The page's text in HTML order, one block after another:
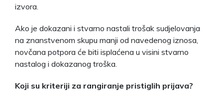
izvora.
Ako je dokazani i stvarno nastali trošak sudjelovanja
na znanstvenom skupu manji od navedenog iznosa,
novčana potpora će biti isplaćena u visini stvarno
nastalog i dokazanog troška.
Koji su kriteriji za rangiranje pristiglih prijava?